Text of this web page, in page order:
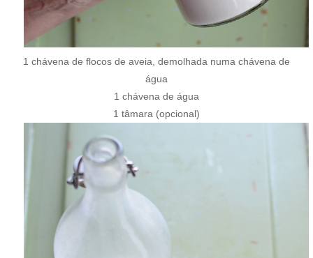
1 chávena de flocos de aveia, demolhada numa chávena de
água
1 chávena de água
1 tâmara (opcional)